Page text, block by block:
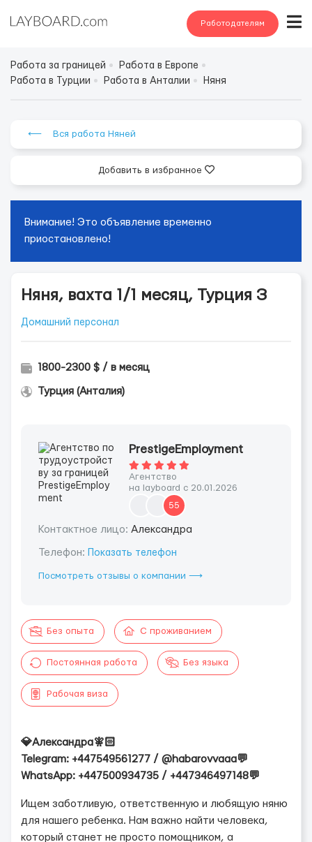
Работодателям
Работа за границей
Работа в Европе
Работа в Турции
Работа в Анталии Няня
⟵ Вся работа Няней
Добавить в избранное
Внимание! Это объявление временно
приостановлено!
Няня, вахта 1/1 месяц, Турция З
Домашний персонал
1800-2300 $ / в месяц
Турция (Анталия)
PrestigeEmployment
Агентство
на layboard с 20.01.2026
55
Контактное лицо: Александра
Телефон: Показать телефон
Посмотреть отзывы о компании ⟶
Без опыта С проживанием
Постоянная работа Без языка
Рабочая виза
💎Александра🧚🏻
Telegram: +447549561277 / @habarovvaaa💬
WhatsApp: +447500934735 / +447346497148💬
Ищем заботливую, ответственную и любящую няню
для нашего ребенка. Нам важно найти человека,
который станет не просто помощником, а